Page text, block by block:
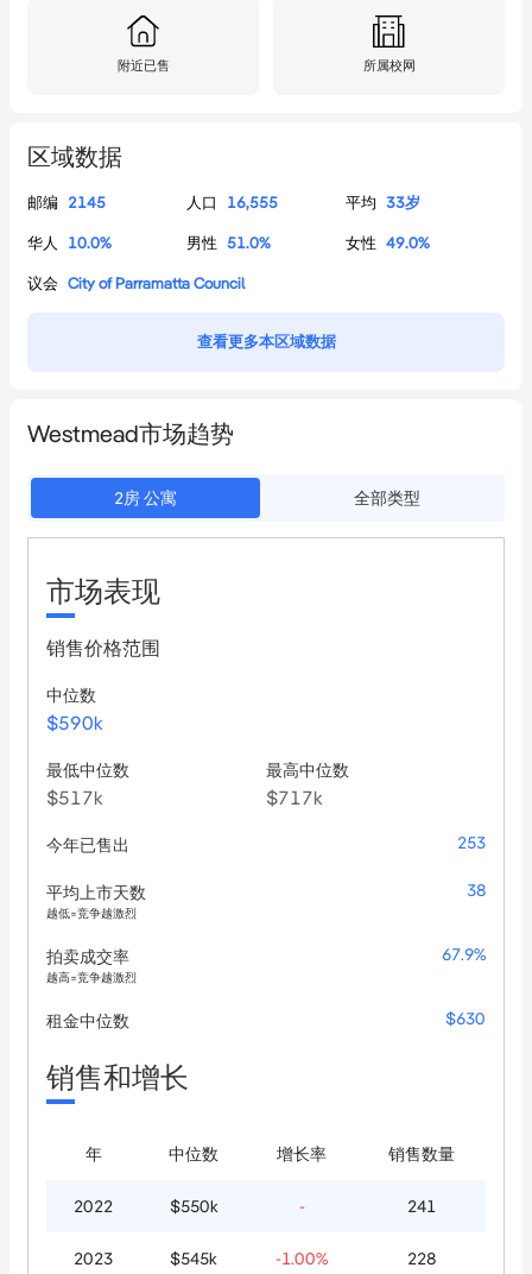
stand-alone shower
- High ceilings, ducted reverse cycle air conditioning, gas bayonet
- Full security building, video intercom, alarm system
- Security basement car space + storage cage
- Strata $1296 (includes $312 Capital works fund)
Hurry this is a must inspect apartment and WILL NOT LAST!
Disclaimer: Whilst all the information contained in this
Realty do not guarantee the accuracy of this information, and any
intending purchaser should not rely on them as statement of fact
and should seek advice where necessary.
附近已售 所属校网
区域数据
邮编 2145 人口 16,555 平均 33岁
华人 10.0% 男性 51.0% 女性 49.0%
议会 City of Parramatta Council
查看更多本区域数据
Westmead市场趋势
2房公寓 全部类型
市场表现
销售价格范围
中位数
$590k
最低中位数
$517k
最高中位数
$717k
今年已售出 253
平均上市天数
越低=竞争越激烈
38
拍卖成交率
越高=竞争越激烈
67.9%
租金中位数 $630
销售和增长
年 中位数 增长率 销售数量
2022 $550k - 241
2023 $545k -1.00% 228